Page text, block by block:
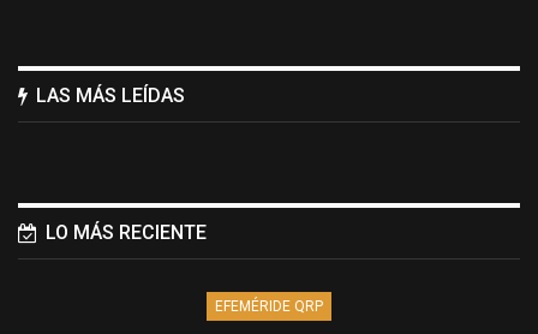
LAS MÁS LEÍDAS
LO MÁS RECIENTE
EFEMÉRIDE QRP